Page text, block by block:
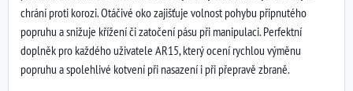
chrání proti korozi. Otáčivé oko zajišťuje volnost pohybu připnutého
popruhu a snižuje křížení či zatočení pásu při manipulaci. Perfektní
doplněk pro každého uživatele AR15, který ocení rychlou výměnu
popruhu a spolehlivé kotvení při nasazení i při přepravě zbraně.